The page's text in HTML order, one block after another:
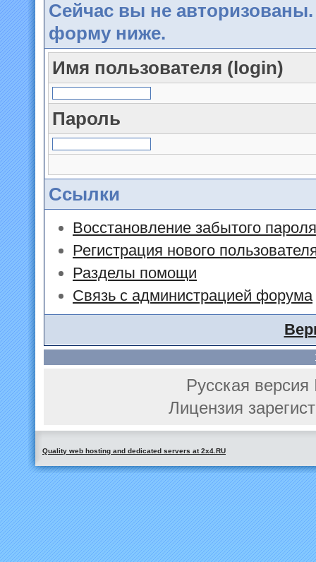
Сейчас вы не
форму ниже.
Имя пользователя (login)
Пароль
Ссылки
Восстановление забытого пароля
Регистрация нового
Разделы помощи
Связь с администрацией форума
Русская
Лицензия
Quality web hosting and dedicated servers at 2x4.RU